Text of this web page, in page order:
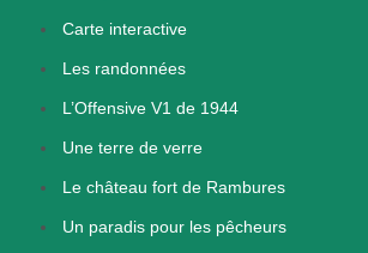
Carte interactive
Les randonnées
L’Offensive V1 de 1944
Une terre de verre
Le château fort de Rambures
Un paradis pour les pêcheurs